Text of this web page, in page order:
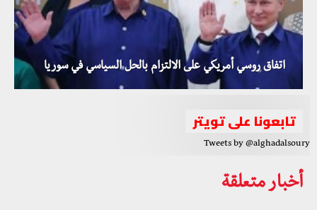
اتفاق روسي أمريكي على الالتزام بالحل السياسي في سوريا
تابعونا على تويتر
Tweets by @alghadalsoury
أخبار متعلقة